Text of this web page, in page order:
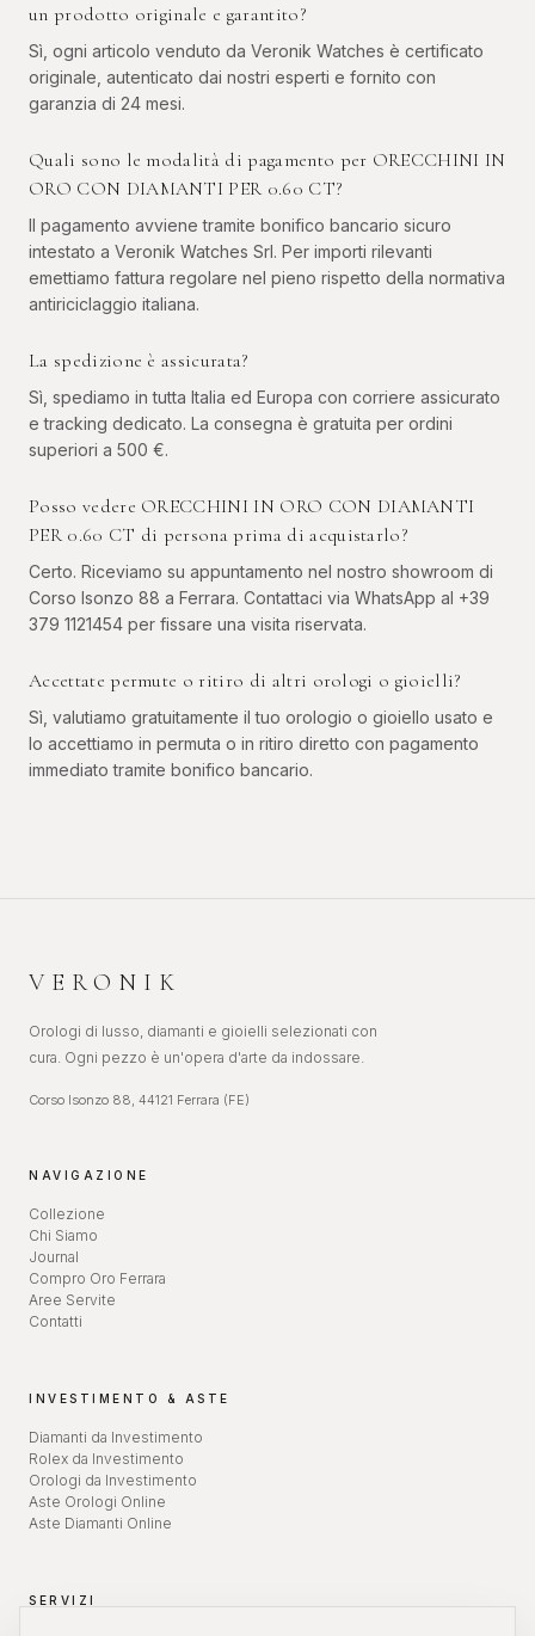
un prodotto originale e garantito?
Sì, ogni articolo venduto da Veronik Watches è certificato
originale, autenticato dai nostri esperti e fornito con
garanzia di 24 mesi.
Quali sono le modalità di pagamento per ORECCHINI IN
ORO CON DIAMANTI PER 0.60 CT?
Il pagamento avviene tramite bonifico bancario sicuro
intestato a Veronik Watches Srl. Per importi rilevanti
emettiamo fattura regolare nel pieno rispetto della normativa
antiriciclaggio italiana.
La spedizione è assicurata?
Sì, spediamo in tutta Italia ed Europa con corriere assicurato
e tracking dedicato. La consegna è gratuita per ordini
superiori a 500 €.
Posso vedere ORECCHINI IN ORO CON DIAMANTI
PER 0.60 CT di persona prima di acquistarlo?
Certo. Riceviamo su appuntamento nel nostro showroom di
Corso Isonzo 88 a Ferrara. Contattaci via WhatsApp al +39
379 1121454 per fissare una visita riservata.
Accettate permute o ritiro di altri orologi o gioielli?
Sì, valutiamo gratuitamente il tuo orologio o gioiello usato e
lo accettiamo in permuta o in ritiro diretto con pagamento
immediato tramite bonifico bancario.
VERONIK
Orologi di lusso, diamanti e gioielli selezionati con
cura. Ogni pezzo è un'opera d'arte da indossare.
Corso Isonzo 88, 44121 Ferrara (FE)
NAVIGAZIONE
Collezione
Chi Siamo
Journal
Compro Oro Ferrara
Aree Servite
Contatti
INVESTIMENTO & ASTE
Diamanti da Investimento
Rolex da Investimento
Orologi da Investimento
Aste Orologi Online
Aste Diamanti Online
SERVIZI